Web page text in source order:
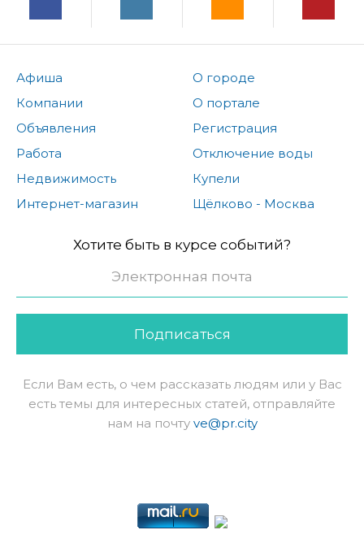
Афиша
Компании
Объявления
Работа
Недвижимость
Интернет-магазин
О городе
О портале
Регистрация
Отключение воды
Купели
Щёлково - Москва
Хотите быть в курсе событий?
Подписаться
Если Вам есть, о чем рассказать людям или у Вас
есть темы для интересных статей, отправляйте
нам на почту ve@pr.city